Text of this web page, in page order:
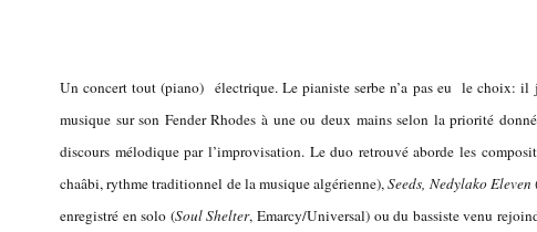
Un concert tout (piano) électrique. Le pianiste serbe n’a pas eu le choix: il
musique sur son Fender Rhodes à une ou deux mains selon la priorité
discours mélodique par l’improvisation. Le duo retrouvé aborde les
chaâbi, rythme traditionnel de la musique algérienne),Seeds, Nedylako Eleven
enregistré en solo (Soul Shelter, Emarcy/Universal) ou du bassiste venu